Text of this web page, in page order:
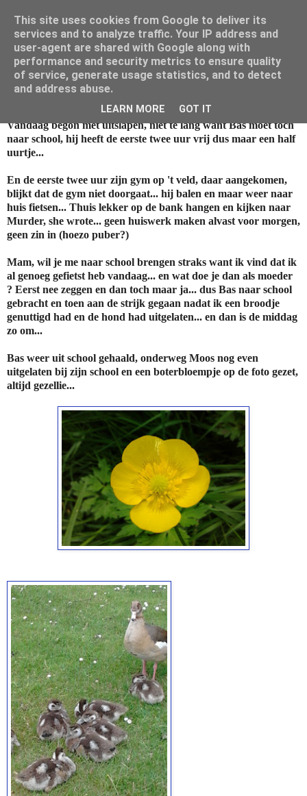
Mamouna's Enya
maandag 10 juni 2013
vandaag
Vandaag begon met uitslapen, niet te lang want Bas moet toch
naar school, hij heeft de eerste twee uur vrij dus maar een half
uurtje...
En de eerste twee uur zijn gym op 't veld, daar aangekomen,
blijkt dat de gym niet doorgaat... hij balen en maar weer naar
huis fietsen... Thuis lekker op de bank hangen en kijken naar
Murder, she wrote... geen huiswerk maken alvast voor morgen,
geen zin in (hoezo puber?)
Mam, wil je me naar school brengen straks want ik vind dat ik
al genoeg gefietst heb vandaag... en wat doe je dan als moeder
? Eerst nee zeggen en dan toch maar ja... dus Bas naar school
gebracht en toen aan de strijk gegaan nadat ik een broodje
genuttigd had en de hond had uitgelaten... en dan is de middag
zo om...
Bas weer uit school gehaald, onderweg Moos nog even
uitgelaten bij zijn school en een boterbloempje op de foto gezet,
altijd gezellie...
This site uses cookies from Google to deliver its
services and to analyze traffic. Your IP address and
user-agent are shared with Google along with
performance and security metrics to ensure quality
of service, generate usage statistics, and to detect
and address abuse.
LEARN MORE GOT IT